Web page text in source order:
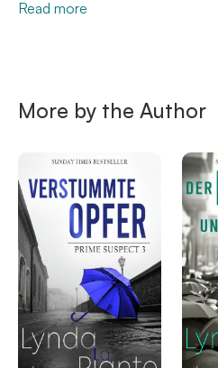
Read more
More by the Author